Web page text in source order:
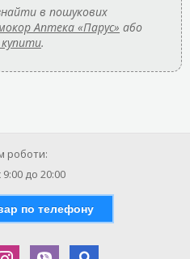
в пошукових
Аптека «Парус» або
.
роботи:
9:00 до 20:00
по телефону